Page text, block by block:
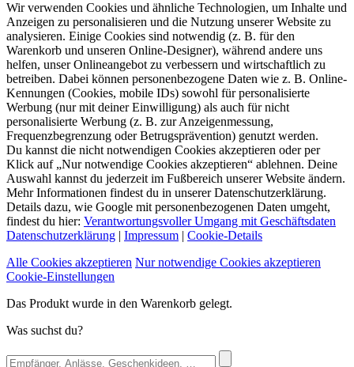
Wir verwenden Cookies und ähnliche Technologien, um Inhalte und
Anzeigen zu personalisieren und die Nutzung unserer Website zu
analysieren. Einige Cookies sind notwendig (z. B. für den
Warenkorb und unseren Online-Designer), während andere uns
helfen, unser Onlineangebot zu verbessern und wirtschaftlich zu
betreiben. Dabei können personenbezogene Daten wie z. B. Online-
Kennungen (Cookies, mobile IDs) sowohl für personalisierte
Werbung (nur mit deiner Einwilligung) als auch für nicht
personalisierte Werbung (z. B. zur Anzeigenmessung,
Frequenzbegrenzung oder Betrugsprävention) genutzt werden.
Du kannst die nicht notwendigen Cookies akzeptieren oder per
Klick auf „Nur notwendige Cookies akzeptieren“ ablehnen. Deine
Auswahl kannst du jederzeit im Fußbereich unserer Website ändern.
Mehr Informationen findest du in unserer Datenschutzerklärung.
Details dazu, wie Google mit personenbezogenen Daten umgeht,
findest du hier: Verantwortungsvoller Umgang mit Geschäftsdaten
Datenschutzerklärung | Impressum | Cookie-Details
Alle Cookies akzeptieren Nur notwendige Cookies akzeptieren
Cookie-Einstellungen
Das Produkt wurde in den Warenkorb gelegt.
Was suchst du?